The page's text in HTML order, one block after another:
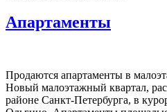
Апартаменты
Продаются апартаменты в
Новый малоэтажный квартал,
районе Санкт-Петербурга, в